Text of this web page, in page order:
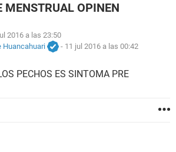
MENSTRUAL OPINEN
2016 a las 23:50
Huancahuari
- 11 jul 2016 a las 00:42
PECHOS ES SINTOMA PRE